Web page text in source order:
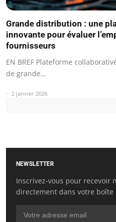
Grande distribution : une
innovante pour évaluer
fournisseurs
EN BREF Plateforme
de grande…
2 janvier 2026
NEWSLETTER
Inscrivez-vous pour recevoir
directement dans votre boîte